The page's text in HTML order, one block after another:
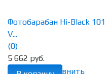
избранное сравнить
Фотобарабан Hi-Black
V...
(0)
5 662 руб.